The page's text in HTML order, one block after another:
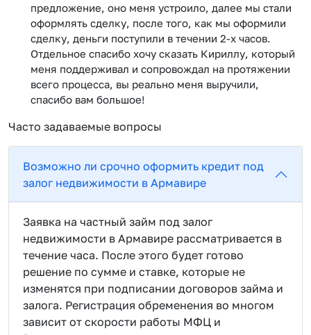
предложение, оно меня устроило, далее мы стали
оформлять сделку, после того, как мы оформили
сделку, деньги поступили в течении 2-х часов.
Отдельное спасибо хочу сказать Кириллу, который
меня поддерживал и сопровождал на протяжении
всего процесса, вы реально меня выручили,
спасибо вам большое!
Часто задаваемые вопросы
Возможно ли срочно оформить кредит под
залог недвижимости в Армавире
Заявка на частный займ под залог
недвижимости в Армавире рассматривается в
течение часа. После этого будет готово
решение по сумме и ставке, которые не
изменятся при подписании договоров займа и
залога. Регистрация обременения во многом
зависит от скорости работы МФЦ и